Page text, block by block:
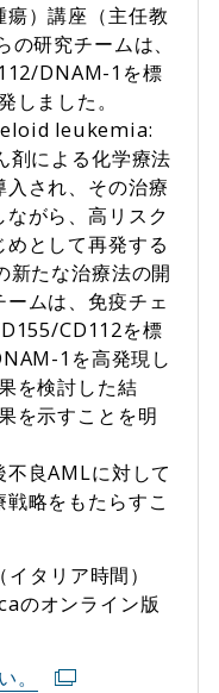
）講座（主任教
研究チームは、
DNAM-1を標
しました。
leukemia:
剤による化学療法
され、その治療
がら、高リスク
として再発する
新たな治療法の開
ムは、免疫チェ
CD112を標
1を高発現し
を検討した結
を示すことを明
良AMLに対して
略をもたらすこ
タリア時間）
のオンライン版
。